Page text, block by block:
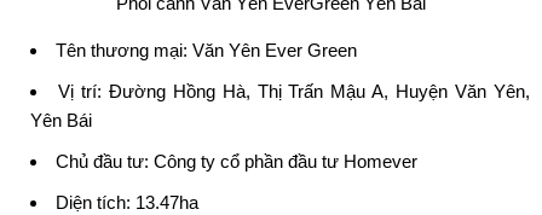
Tên thương mại: Văn Yên Ever Green
Vị trí: Đường Hồng Hà, Thị Trấn Mậu A, Huyện Văn Yên,
Yên Bái
Chủ đầu tư: Công ty cổ phần đầu tư Homever
Diện tích: 13.47ha